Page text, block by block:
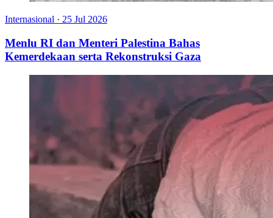
Internasional · 25 Jul 2026
Menlu RI dan Menteri Palestina Bahas
Kemerdekaan serta Rekonstruksi Gaza